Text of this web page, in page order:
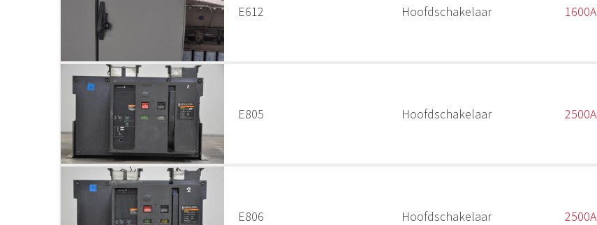
E612 Hoofdschakelaar 1600A
E805 Hoofdschakelaar 2500A
E806 Hoofdschakelaar 2500A